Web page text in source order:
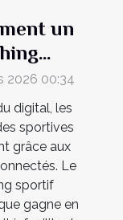
un
routine
?
2026 00:34
digital, les
sportives
grâce aux
Le
sportif
gagne en